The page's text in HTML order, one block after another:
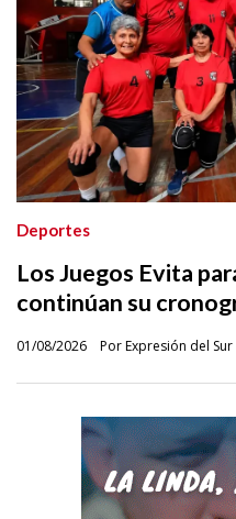
Los Juegos Evita
continúan su
Por Expresión del Sur
Deportes
01/08/2026